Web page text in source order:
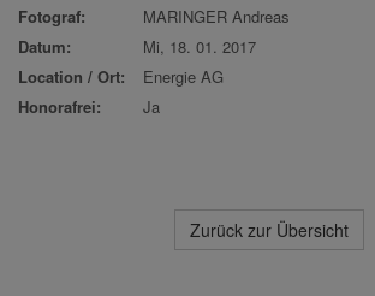
Fotograf:
MARINGER Andreas
Datum:
Mi, 18. 01. 2017
Location / Ort:
Energie AG
Honorafrei:
Ja
Zurück zur Übersicht